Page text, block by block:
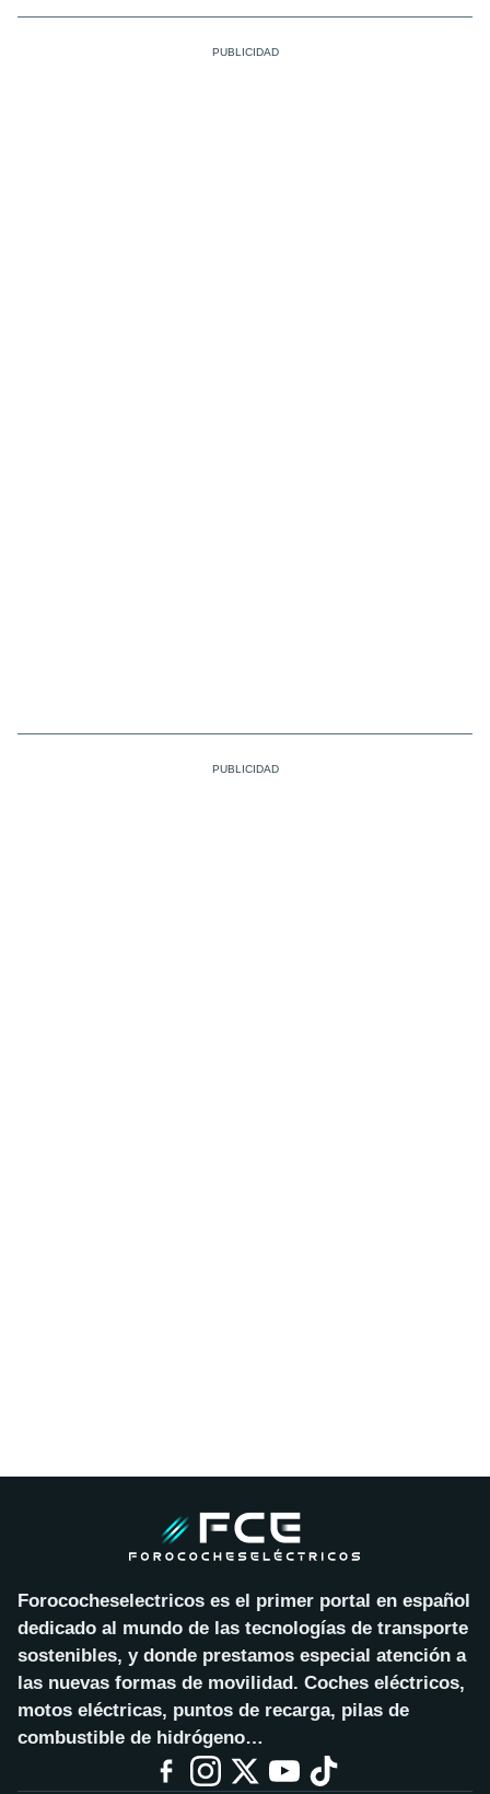
Forococheselectricos es el primer portal en español
dedicado al mundo de las tecnologías de transporte
sostenibles, y donde prestamos especial atención a
las nuevas formas de movilidad. Coches eléctricos,
motos eléctricas, puntos de recarga, pilas de
combustible de hidrógeno…